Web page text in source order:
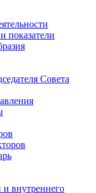
показатели
Совета
внутреннего